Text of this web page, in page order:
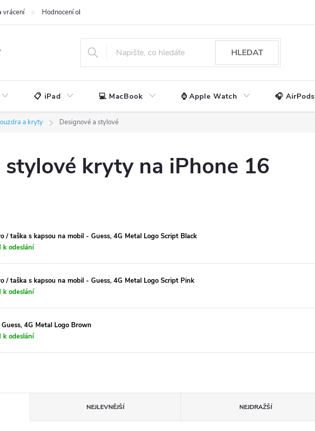
vrácení Hodnocení obchodu
HLEDAT
📋 iPad 💻 MacBook ⌚ Apple Watch 🎧 AirPods
a kryty Designové a stylové
stylové kryty na iPhone 16
/ taška s kapsou na mobil - Guess, 4G Metal Logo Script Black
k odeslání
/ taška s kapsou na mobil - Guess, 4G Metal Logo Script Pink
k odeslání
4G Metal Logo Brown
k odeslání
NEJLEVNĚJŠÍ NEJDRAŽŠÍ